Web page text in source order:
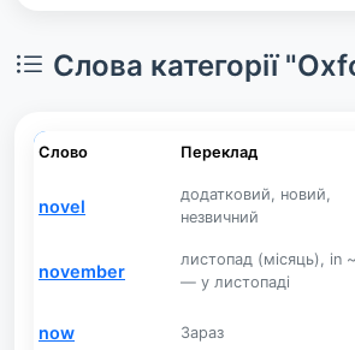
Слова категорії
Слово Переклад
novel
додатковий, новий,
незвичний
november
листопад (місяць), in ~
— у листопаді
now Зараз